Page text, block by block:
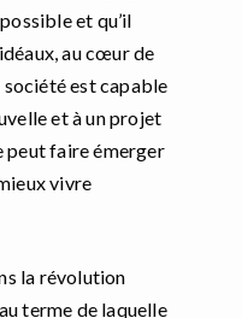
et qu’il
au cœur de
est capable
et à un projet
peut faire émerger
vivre
la révolution
terme de laquelle